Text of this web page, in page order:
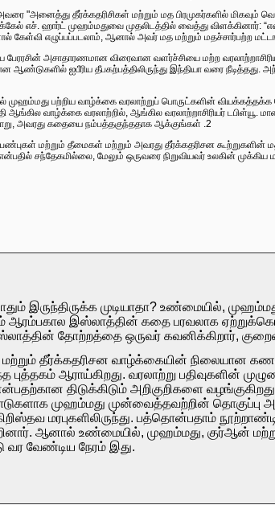
"அனைத்து தீர்க்கதரிசிகள் மற்றும் மத பிரமுகர்களில்
எச். ஹார்ட் முஹம்மதுவை முதலிடத்தில் வைத்து விளக்கினார்:
கேள்வி எழுப்பப்படலாம், ஆனால் அவர் மத மற்றும் மதச்சார்பற்ற
அசாதாரணமான விரைவான வளர்ச்சியை மற்ற
ஆண்டுகளில் ஐபீரிய தீபகற்பத்திலிருந்து இந்தியா வரை
முஹம்மது பற்றிய வாழ்க்கை வரலாற்றுப் பொருட்களின்
ஆங்கில வாழ்க்கை வரலாற்றில், ஆங்கில வரலாற்றாசிரியர்
அவரது கதையை நம்பத்தகுந்ததாக ஆக்குங்கள் .2
மற்றும் தீமைகள் மற்றும் அவரது தீர்க்கதரிசன கூற்றுகளின்
சந்தேகமில்லை, மேலும் ஒருவரை நிறுவியவர் உலகின்
இருந்திருக்க முடியாதா? உண்மையில்,
ஆரம்பகால இஸ்லாத்தின் கதை பரவலாக
தோற்றத்தை ஒருவர் கவனிக்கிறார்,
தீர்க்கதரிசன வாழ்க்கையின் நிலையான
புத்தகம் ஆராய்கிறது. வரலாற்று பதிவுகளின்
திடுக்கிடும் அறிகுறிகளை
முஹம்மது முன்வைத்தவற்றின்
கிறிஸ்தவ மரபுகளிலிருந்து. பத்தொன்பதாம்
ஆனால் உண்மையில், முஹம்மது, குர்ஆன்
வேண்டிய நேரம் இது.